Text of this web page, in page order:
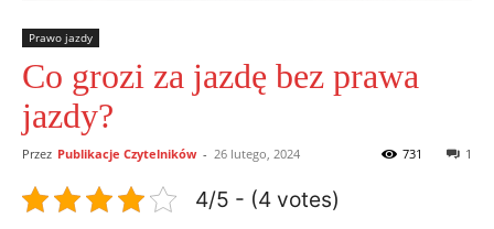
Prawo jazdy
Co grozi za jazdę bez prawa
jazdy?
Przez Publikacje Czytelników - 26 lutego, 2024 1
731
4/5 - (4 votes)